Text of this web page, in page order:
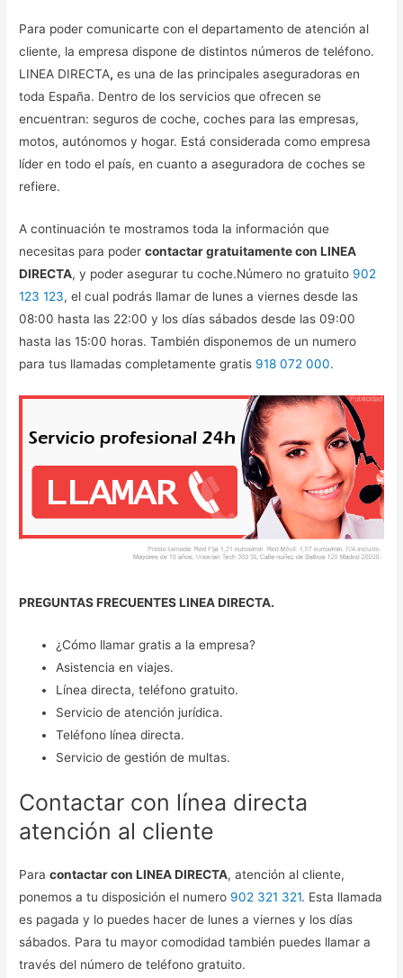
Para poder comunicarte con el departamento de atención al
cliente, la empresa dispone de distintos números de teléfono.
LINEA DIRECTA, es una de las principales aseguradoras en
toda España. Dentro de los servicios que ofrecen se
encuentran: seguros de coche, coches para las empresas,
motos, autónomos y hogar. Está considerada como empresa
líder en todo el país, en cuanto a aseguradora de coches se
refiere.
A continuación te mostramos toda la información que
necesitas para podercontactar gratuitamente con LINEA
DIRECTA, y poder asegurar tu coche.Número no gratuito 902
123 123, el cual podrás llamar de lunes a viernes desde las
08:00 hasta las 22:00 y los días sábados desde las 09:00
hasta las 15:00 horas. También disponemos de un numero
para tus llamadas completamente gratis 918 072 000.
PREGUNTAS FRECUENTES LINEA DIRECTA.
¿Cómo llamar gratis a la empresa?
Asistencia en viajes.
Línea directa, teléfono gratuito.
Servicio de atención jurídica.
Teléfono línea directa.
Servicio de gestión de multas.
Contactar con línea directa
atención al cliente
Paracontactar con LINEA DIRECTA, atención al cliente,
ponemos a tu disposición el numero 902 321 321. Esta llamada
es pagada y lo puedes hacer de lunes a viernes y los días
sábados. Para tu mayor comodidad también puedes llamar a
través del número de teléfono gratuito.